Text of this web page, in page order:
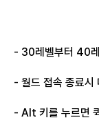
- 30레벨부터 40
- 월드 접속 종료시
- Alt 키를 누르면